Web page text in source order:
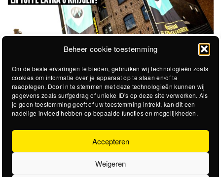
Beheer cookie toestemming
Om de beste ervaringen te bieden, gebruiken wij technologieën zoals
cookies om informatie over je apparaat op te slaan en/of te
raadplegen. Door in te stemmen met deze technologieën kunnen wij
gegevens zoals surfgedrag of unieke ID's op deze site verwerken. Als
je geen toestemming geeft of uw toestemming intrekt, kan dit een
nadelige invloed hebben op bepaalde functies en mogelijkheden.
Accepteren
Weigeren